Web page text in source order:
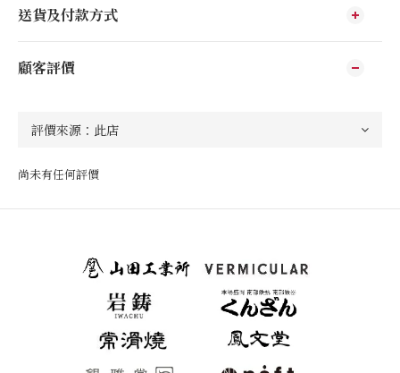
送貨及付款方式
顧客評價
尚未有任何評價